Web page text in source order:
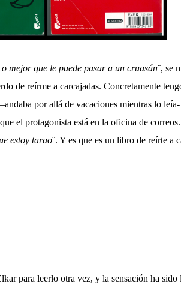
mejor que le puede pasar a un cruasán¨, se
de reírme a carcajadas. Concretamente
por allá de vacaciones mientras lo
el protagonista está en la oficina de correos.
estoy tarao¨. Y es que es un libro de reírte a
para leerlo otra vez, y la sensación ha sido